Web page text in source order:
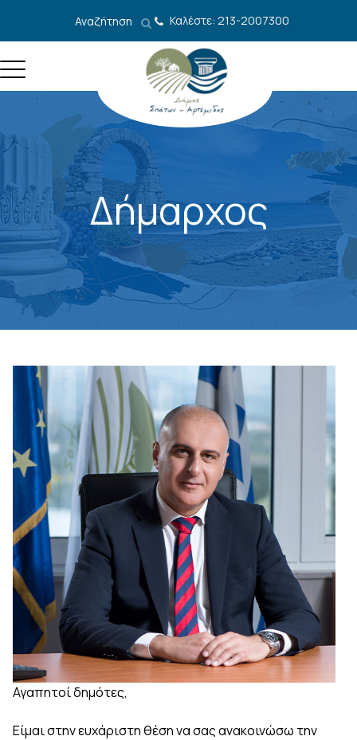
Αναζήτηση Καλέστε: 213-2007300
Δήμαρχος
Αγαπητοί δημότες,
Είμαι στην ευχάριστη θέση να σας ανακοινώσω την